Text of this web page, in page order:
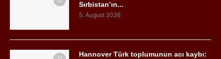
Sırbistan’ın...
5. August 2026
Hannover Türk toplumunun acı kaybı: